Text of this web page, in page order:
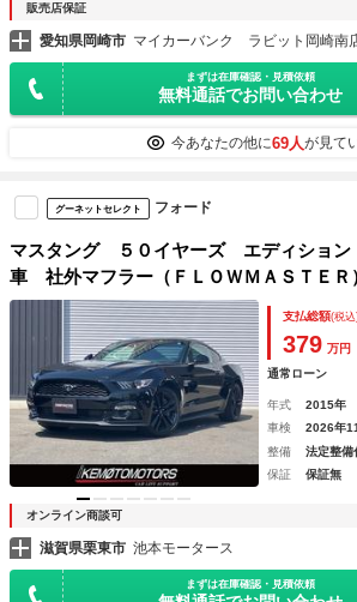
販売店保証
愛知県岡崎市 マイカーバンク ラビット岡崎
まずは在庫確認・見積依頼
無料通話でお問い合わせ
今あなたの他に69人が見て
グーネットセレクト フォード
マスタング ５０イヤーズ エディショ
車 社外マフラー（ＦＬＯＷＭＡＳＴＥ
ートクルーズコントロール バックカメラ
ヒーター ＥＴＣ
支払総額(税込
379 万円
通常ローン
年式 2015年
車検
2026年
整備
法定整備
保証
保証無
オンライン商談可
滋賀県栗東市 池本モータース
まずは在庫確認・見積依頼